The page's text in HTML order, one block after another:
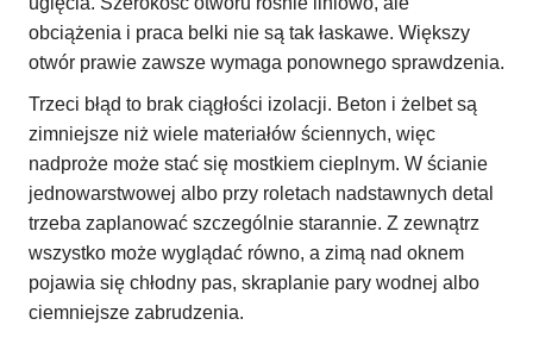
obciążenia i praca belki nie są tak łaskawe. Większy
otwór prawie zawsze wymaga ponownego sprawdzenia.
Trzeci błąd to brak ciągłości izolacji. Beton i żelbet są
zimniejsze niż wiele materiałów ściennych, więc
nadproże może stać się mostkiem cieplnym. W ścianie
jednowarstwowej albo przy roletach nadstawnych detal
trzeba zaplanować szczególnie starannie. Z zewnątrz
wszystko może wyglądać równo, a zimą nad oknem
pojawia się chłodny pas, skraplanie pary wodnej albo
ciemniejsze zabrudzenia.